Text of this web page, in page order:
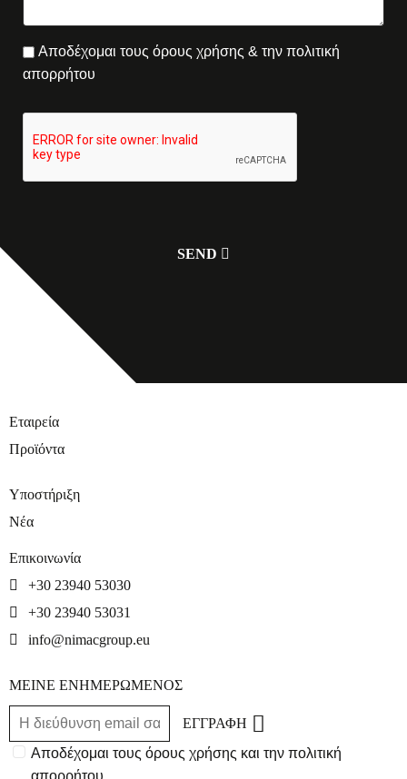
Αποδέχομαι τους όρους χρήσης & την πολιτική
απορρήτου
Εταιρεία
Προϊόντα
Υποστήριξη
Νέα
Επικοινωνία
+30 23940 53030
+30 23940 53031
info@nimacgroup.eu
ΜΕΙΝΕ ΕΝΗΜΕΡΩΜΕΝΟΣ
ΕΓΓΡΑΦΗ
Αποδέχομαι τους όρους χρήσης και την πολιτική